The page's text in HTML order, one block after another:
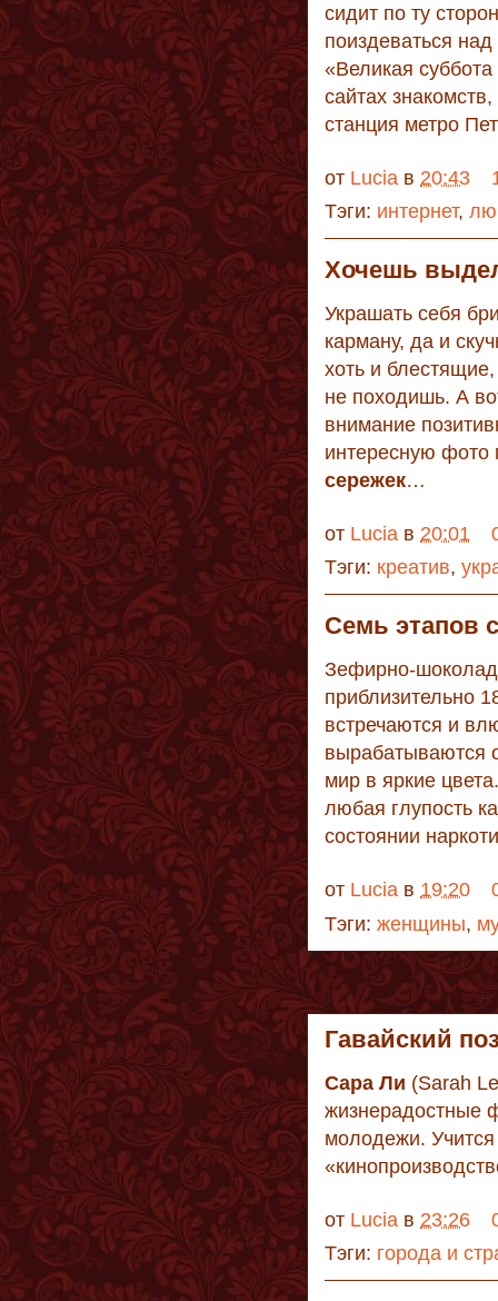
сидит по ту
поиздеваться
«Великая
сайтах
станция метро
от Lucia в 20:43
Тэги: интернет,
Хочешь
Украшать себя
карману, да и
хоть и
не походишь. А
внимание
интересную фото
сережек…
от Lucia в 20:01
Тэги: креатив,
Семь этапов
Зефирно-
приблизительно
встречаются и
вырабатываются
мир в яркие
любая глупость
состоянии
от Lucia в 19:20
Тэги: женщины,
Гавайский
Сара Ли (Sarah
жизнерадостные
молодежи.
от Lucia в 23:26
Тэги: города и